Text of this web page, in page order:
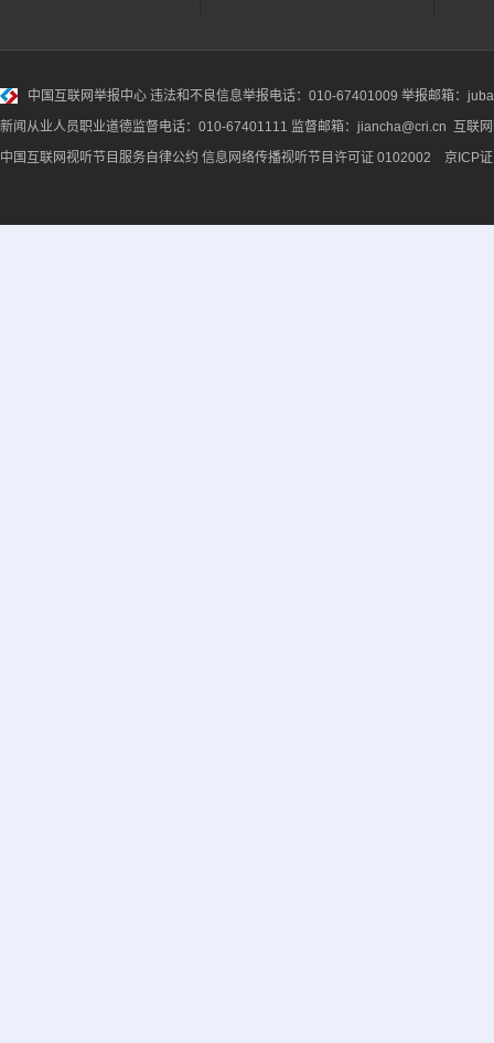
中国互联网举报中心 违法和不良信息举报电话：010-67401009 举报邮箱：
新闻从业人员职业道德监督电话：010-67401111 监督邮箱：jiancha@cri.cn 互联
中国互联网视听节目服务自律公约 信息网络传播视听节目许可证 0102002 京ICP